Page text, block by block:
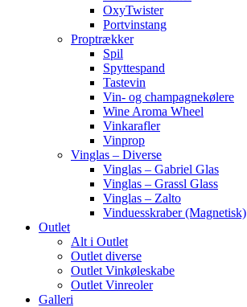
OxyTwister
Portvinstang
Proptrækker
Spil
Spyttespand
Tastevin
Vin- og champagnekølere
Wine Aroma Wheel
Vinkarafler
Vinprop
Vinglas – Diverse
Vinglas – Gabriel Glas
Vinglas – Grassl Glass
Vinglas – Zalto
Vinduesskraber (Magnetisk)
Outlet
Alt i Outlet
Outlet diverse
Outlet Vinkøleskabe
Outlet Vinreoler
Galleri